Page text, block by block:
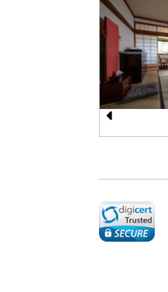
e
vi
u
Pr
vi
u
s